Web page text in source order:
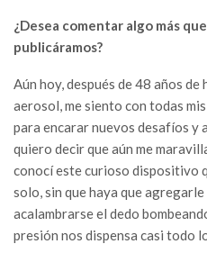
¿Desea comentar algo más
publicáramos?
Aún hoy, después de 48 años
aerosol, me siento con todas
para encarar nuevos desafíos y
quiero decir que aún me
conocí este curioso dispositivo
solo, sin que haya que
acalambrarse el dedo
presión nos dispensa casi todo